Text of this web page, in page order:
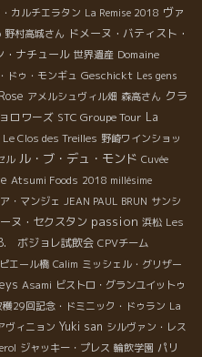
カルチエラタン La Remise 2018 ヴァ
野村高城さん ドメーヌ・バティスト・
・ナチュール 世界遺産 Domaine
ドゥ・モンギュ Geschickt Les gens
Rose アメルシュヴィル畑 森高さん クラ
ロワーズ STC Groupe Tour La
Le Clos des Treilles 野崎ワインショッ
ル ル・ブ・デュ・モンド Cuvée
Atsumi Foods 2018 millésime
・マンジェ JEAN PAUL BRUN サンシ
ヌ・セクスタン passion 浜松 Les
ボジョレ試飲会 CPVチーム
ピエール橋 Calim ミッシェル・グリザー
Asami ビストロ・グランユイットゥ
穫29回記念・ドミニック・ドゥラン La
ヴィニョン Yuki san シルヴァン・レス
ジャッキー・プレス 輪飲学園 パリ